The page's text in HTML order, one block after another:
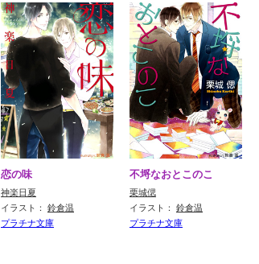
恋の味
神楽日夏
イラスト： 鈴倉温
プラチナ文庫
不埒なおとこのこ
栗城偲
イラスト： 鈴倉温
プラチナ文庫